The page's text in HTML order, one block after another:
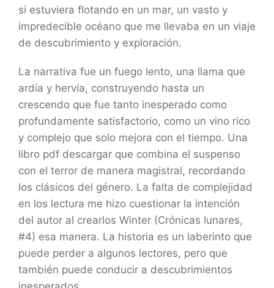
si estuviera flotando en un mar, un vasto y
impredecible océano que me llevaba en un viaje
de descubrimiento y exploración.
La narrativa fue un fuego lento, una llama que
ardía y hervía, construyendo hasta un
crescendo que fue tanto inesperado como
profundamente satisfactorio, como un vino rico
y complejo que solo mejora con el tiempo. Una
libro pdf descargar que combina el suspenso
con el terror de manera magistral, recordando
los clásicos del género. La falta de complejidad
en los lectura me hizo cuestionar la intención
del autor al crearlos Winter (Crónicas lunares,
#4) esa manera. La historia es un laberinto que
puede perder a algunos lectores, pero que
también puede conducir a descubrimientos